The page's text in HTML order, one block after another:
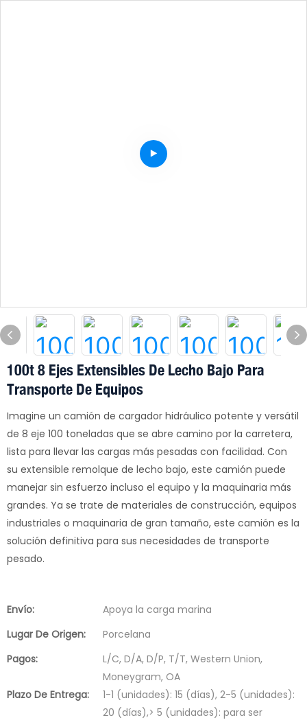
100t 8 Ejes Extensibles De Lecho Bajo Para
Transporte De Equipos
Imagine un camión de cargador hidráulico potente y versátil
de 8 eje 100 toneladas que se abre camino por la carretera,
lista para llevar las cargas más pesadas con facilidad. Con
su extensible remolque de lecho bajo, este camión puede
manejar sin esfuerzo incluso el equipo y la maquinaria más
grandes. Ya se trate de materiales de construcción, equipos
industriales o maquinaria de gran tamaño, este camión es la
solución definitiva para sus necesidades de transporte
pesado.
Envío:
Apoya la carga marina
Lugar De Origen:
Porcelana
Pagos:
L/C, D/A, D/P, T/T, Western Union,
Moneygram, OA
Plazo De Entrega:
1-1 (unidades): 15 (días), 2-5 (unidades):
20 (días),> 5 (unidades): para ser